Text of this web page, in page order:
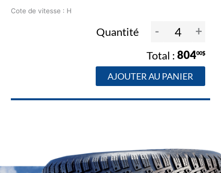
Cote de vitesse : H
Quantité - +
80400$
AJOUTER AU PANIER